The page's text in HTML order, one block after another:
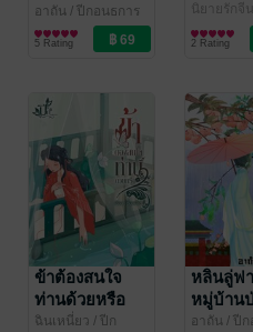
อาถัน / ปีกอนธการ
นิยายรักจีนโบราณ
5 Rating
นิยายรักจี
2 Rating
ข้าต้องสนใจ
ท่านด้วยหรือ
ฉินเหนี่ยว / ปีก
หลินลู่ฟ
หมู่บ้าน
เล่ม 2
อาถัน / ปีก